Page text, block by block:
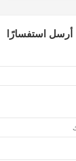
أرسل استفسارًا